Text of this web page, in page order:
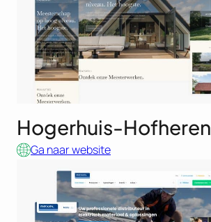
Hogerhuis-Hofheren
Ga naar website